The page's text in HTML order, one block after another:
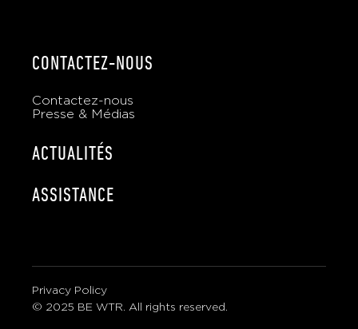
CONTACTEZ-NOUS
Contactez-nous
Presse & Médias
ACTUALITÉS
ASSISTANCE
Privacy Policy
© 2025 BE WTR. All rights reserved.